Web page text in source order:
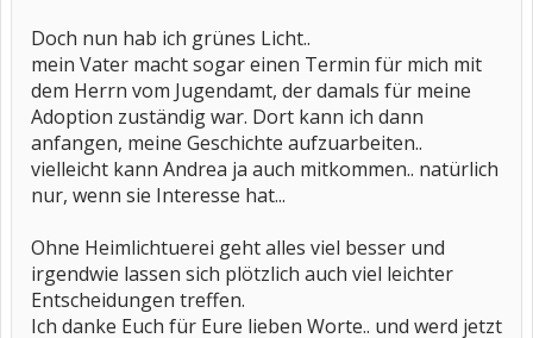
Doch nun hab ich grünes Licht..
mein Vater macht sogar einen Termin für mich mit
dem Herrn vom Jugendamt, der damals für meine
Adoption zuständig war. Dort kann ich dann
anfangen, meine Geschichte aufzuarbeiten..
vielleicht kann Andrea ja auch mitkommen.. natürlich
nur, wenn sie Interesse hat...
Ohne Heimlichtuerei geht alles viel besser und
irgendwie lassen sich plötzlich auch viel leichter
Entscheidungen treffen.
Ich danke Euch für Eure lieben Worte.. und werd jetzt